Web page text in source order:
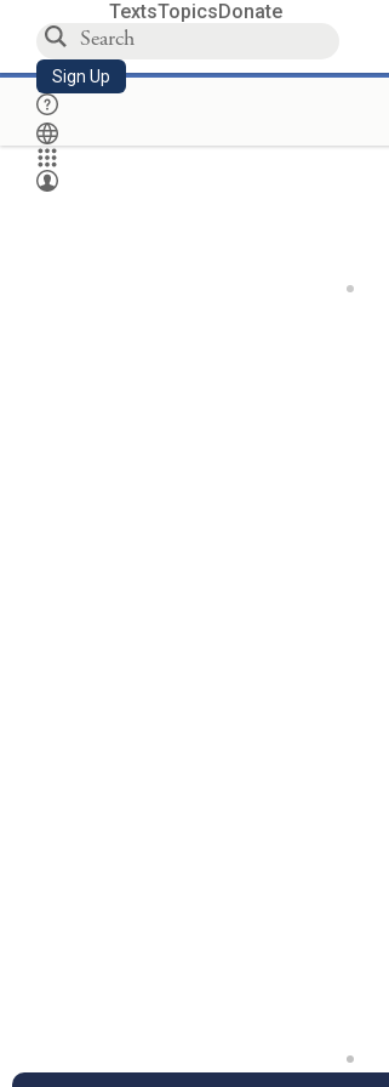
TextsTopicsDonate
Sign Up